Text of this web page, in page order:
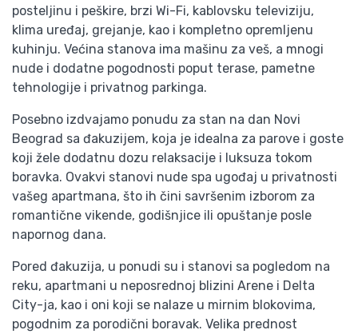
posteljinu i peškire, brzi Wi-Fi, kablovsku televiziju,
klima uređaj, grejanje, kao i kompletno opremljenu
kuhinju. Većina stanova ima mašinu za veš, a mnogi
nude i dodatne pogodnosti poput terase, pametne
tehnologije i privatnog parkinga.
Posebno izdvajamo ponudu za stan na dan Novi
Beograd sa đakuzijem, koja je idealna za parove i goste
koji žele dodatnu dozu relaksacije i luksuza tokom
boravka. Ovakvi stanovi nude spa ugođaj u privatnosti
vašeg apartmana, što ih čini savršenim izborom za
romantične vikende, godišnjice ili opuštanje posle
napornog dana.
Pored đakuzija, u ponudi su i stanovi sa pogledom na
reku, apartmani u neposrednoj blizini Arene i Delta
City-ja, kao i oni koji se nalaze u mirnim blokovima,
pogodnim za porodični boravak. Velika prednost